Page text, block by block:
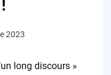
2023
long discours »